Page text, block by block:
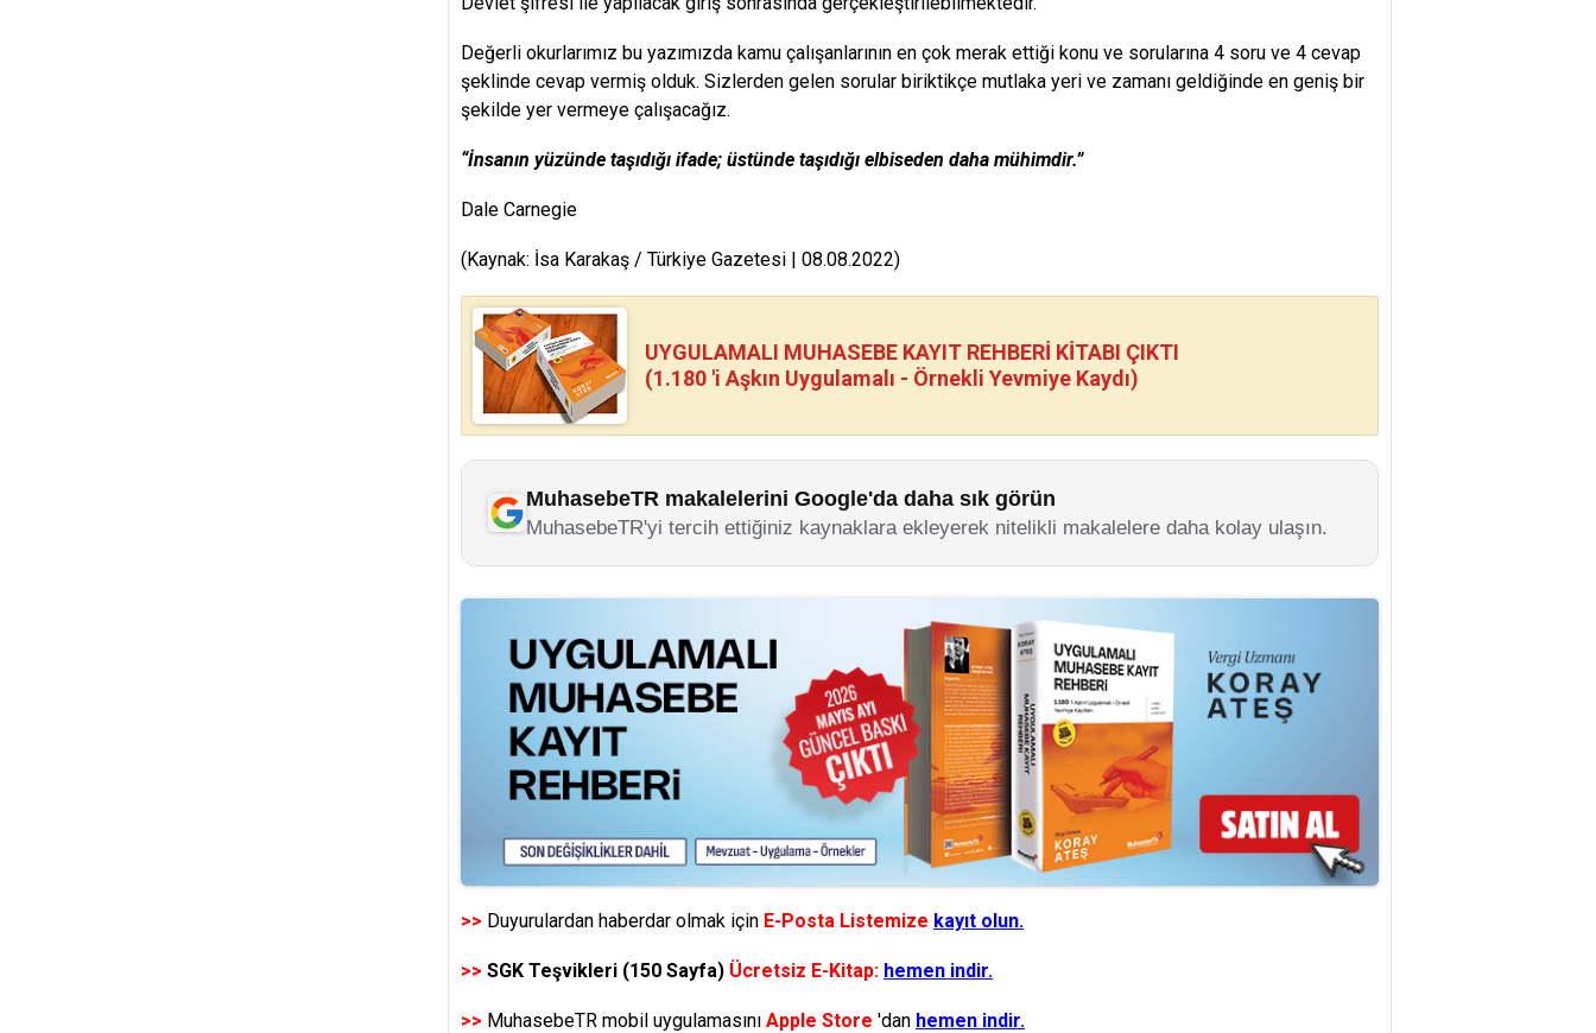
Değerli okurlarımız bu yazımızda kamu çalışanlarının en çok merak ettiği konu ve sorularına 4 soru ve 4 cevap
şeklinde cevap vermiş olduk. Sizlerden gelen sorular biriktikçe mutlaka yeri ve zamanı geldiğinde en geniş bir
şekilde yer vermeye çalışacağız.
“İnsanın yüzünde taşıdığı ifade; üstünde taşıdığı elbiseden daha mühimdir.”
Dale Carnegie
(Kaynak: İsa Karakaş / Türkiye Gazetesi | 08.08.2022)
UYGULAMALI MUHASEBE KAYIT REHBERİ KİTABI ÇIKTI
(1.180 'i Aşkın Uygulamalı - Örnekli Yevmiye Kaydı)
MuhasebeTR makalelerini Google'da daha sık görün
MuhasebeTR'yi tercih ettiğiniz kaynaklara ekleyerek nitelikli makalelere daha kolay ulaşın.
>> Duyurulardan haberdar olmak için E-Posta Listemize kayıt olun.
>> SGK Teşvikleri (150 Sayfa) Ücretsiz E-Kitap: hemen indir.
>> MuhasebeTR mobil uygulamasını Apple Store 'dan hemen indir.